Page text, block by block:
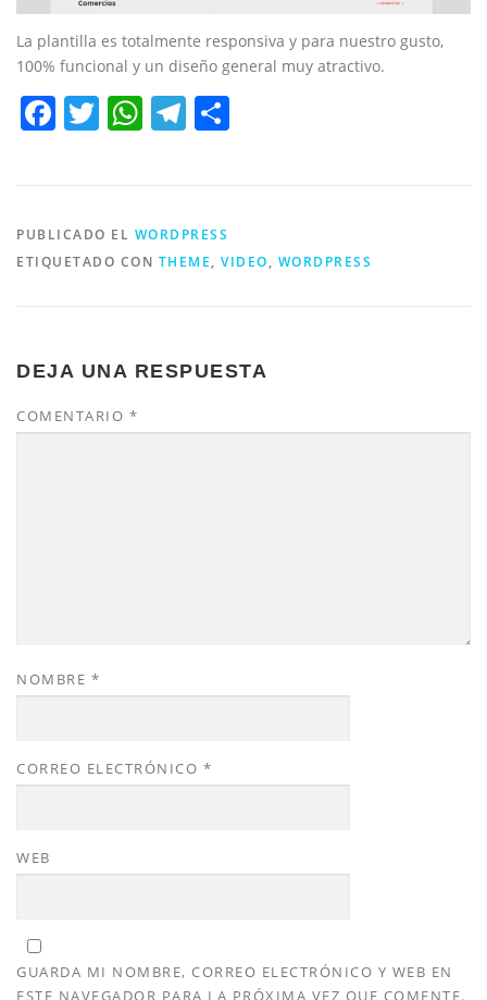
La plantilla es totalmente responsiva y para nuestro gusto,
100% funcional y un diseño general muy atractivo.
Facebook
Twitter
WhatsApp
Telegram
PUBLICADO EL WORDPRESS
ETIQUETADO CON THEME, VIDEO, WORDPRESS
DEJA UNA RESPUESTA
COMENTARIO *
NOMBRE *
CORREO ELECTRÓNICO *
WEB
GUARDA MI NOMBRE, CORREO ELECTRÓNICO Y WEB EN